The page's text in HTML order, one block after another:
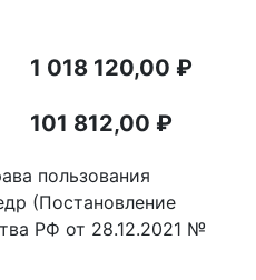
1 018 120,00 ₽
101 812,00 ₽
пользования
(Постановление
РФ от 28.12.2021 №